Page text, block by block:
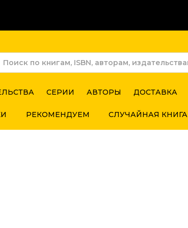
СЕРИИ АВТОРЫ ДОСТАВКА
РЕКОМЕНДУЕМ СЛУЧАЙНАЯ КНИГА